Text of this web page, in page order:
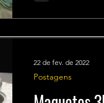
Postagens
22 de fev. de 2022